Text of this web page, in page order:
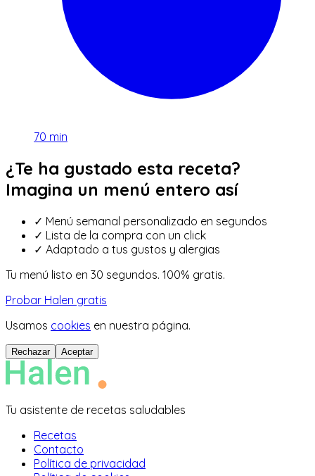
70 min
¿Te ha gustado esta receta?
Imagina un menú entero así
✓ Menú semanal personalizado en segundos
✓ Lista de la compra con un click
✓ Adaptado a tus gustos y alergias
Tu menú listo en 30 segundos. 100% gratis.
Probar Halen gratis
Usamos cookies en nuestra página.
Rechazar Aceptar
Tu asistente de recetas saludables
Recetas
Contacto
Política de privacidad